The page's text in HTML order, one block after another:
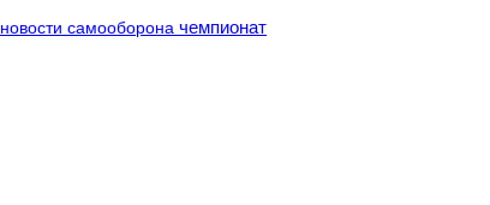
новости самооборона чемпионат